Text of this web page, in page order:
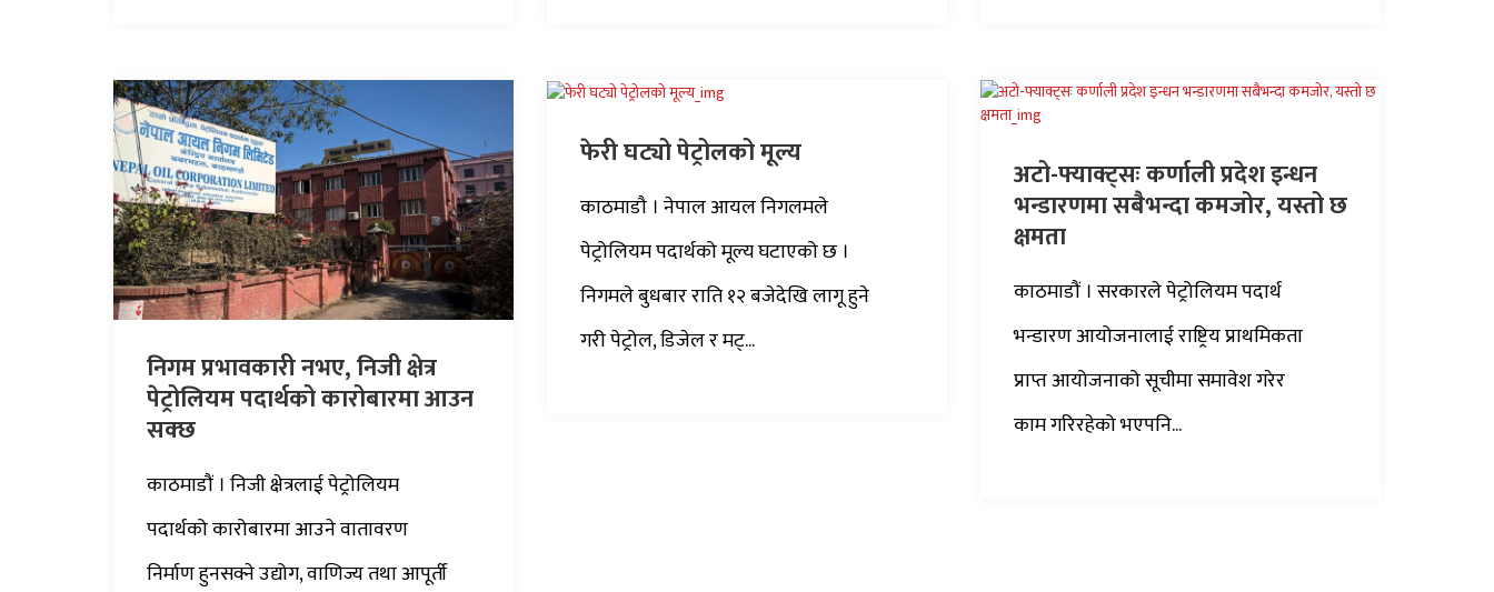
निगम प्रभावकारी नभए, निजी क्षेत्र
पेट्रोलियम पदार्थको कारोबारमा आउन
सक्छ
काठमाडौं । निजी क्षेत्रलाई पेट्रोलियम
पदार्थको कारोबारमा आउने वातावरण
निर्माण हुनसक्ने उद्योग, वाणिज्य तथा आपूर्ती
फेरी घट्यो पेट्रोलको मूल्य
काठमाडौ‌ । नेपाल आयल निगलमले
पेट्रोलियम पदार्थको मूल्य घटाएको छ ।
निगमले बुधबार राति १२ बजेदेखि लागू हुने
गरी पेट्रोल, डिजेल र मट्...
अटो-फ्याक्ट्सः कर्णाली प्रदेश इन्धन
भन्डारणमा सबैभन्दा कमजोर, यस्तो छ
क्षमता
काठमाडौं । सरकारले पेट्रोलियम पदार्थ
भन्डारण आयोजनालाई राष्ट्रिय प्राथमिकता
प्राप्त आयोजनाको सूचीमा समावेश गरेर
काम गरिरहेको भएपनि...